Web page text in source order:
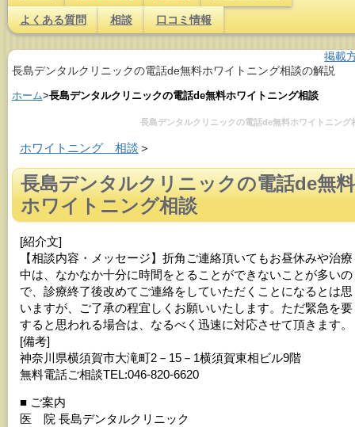
よくある質問 相談 口コミ情報
掲載
長島デンタルクリニックの電話de無料ホワイトニング相談の解説
ホーム>長島デンタルクリニックの電話de無料ホワイトニング相談
長島デンタルクリニックの電話de無料ホワイトニング
ホワイトニング 相談 ＞
長島デンタルクリニックの電話de無料
ホワイトニング相談
[紹介文]
【相談内容・メッセージ】折角ご連絡頂いてもお昼休みや治療
中は、なかなか十分に時間をとることができないことが多いの
で、診療終了後改めてご連絡をしていただくことになるとは思
いますが、ご了承の程宜しくお願いいたします。ただ緊急を要
すると思われる場合は、なるべく迅速に対応させて頂きます。
[備考]
神奈川県横須賀市大滝町2－15－1横須賀東相ビル9階
無料電話ご相談TEL:046-820-6620
■ ご案内
医 院 長島デンタルクリニック